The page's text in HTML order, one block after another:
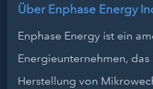
Über Enphase Energy
Enphase Energy ist ein
Energieunternehmen,
Herstellung von